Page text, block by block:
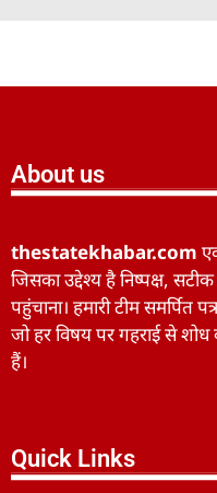
About us
thestatekhabar.com
जिसका उद्देश्य है निष्पक्ष,
पहुंचाना। हमारी टीम समर्पित
जो हर विषय पर गहराई से
हैं।
Quick Links